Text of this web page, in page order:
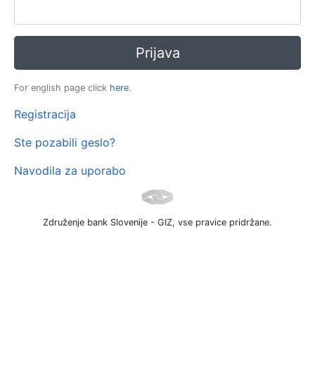
For english page click here.
Registracija
Ste pozabili geslo?
Navodila za uporabo
Združenje bank Slovenije - GIZ, vse pravice pridržane.